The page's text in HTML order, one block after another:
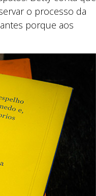
o processo da
porque aos